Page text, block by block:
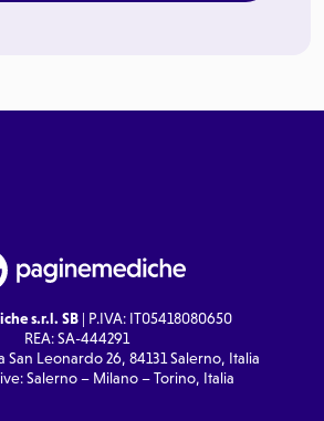
s.r.l. SB| P.IVA: IT05418080650
REA: SA-444291
San Leonardo 26, 84131 Salerno, Italia
Salerno – Milano – Torino, Italia